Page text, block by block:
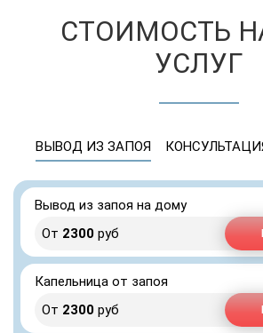
СТОИМОСТЬ
УСЛУГ
ВЫВОД ИЗ ЗАПОЯ
Вывод из запоя на дому
От 2300 руб
Капельница от запоя
От 2300 руб